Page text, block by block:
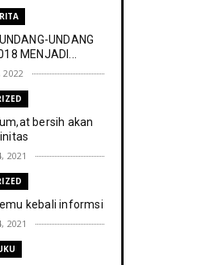
UNDANG
MENJADI...
2022
bersih akan
2021
kebali informsi
2021